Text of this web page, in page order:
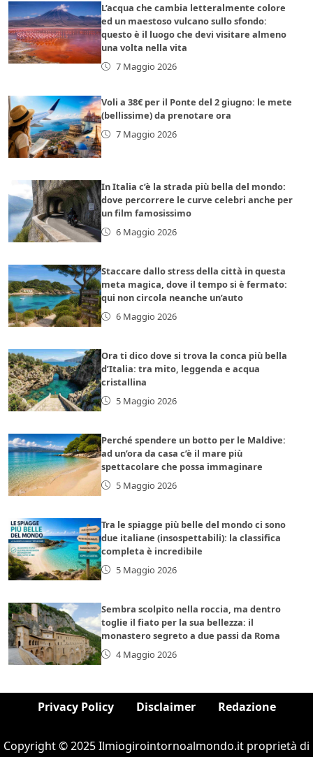
L’acqua che cambia letteralmente colore
ed un maestoso vulcano sullo sfondo:
questo è il luogo che devi visitare almeno
una volta nella vita
7 Maggio 2026
Voli a 38€ per il Ponte del 2 giugno: le mete
(bellissime) da prenotare ora
7 Maggio 2026
In Italia c’è la strada più bella del mondo:
dove percorrere le curve celebri anche per
un film famosissimo
6 Maggio 2026
Staccare dallo stress della città in questa
meta magica, dove il tempo si è fermato:
qui non circola neanche un’auto
6 Maggio 2026
Ora ti dico dove si trova la conca più bella
d’Italia: tra mito, leggenda e acqua
cristallina
5 Maggio 2026
Perché spendere un botto per le Maldive:
ad un’ora da casa c’è il mare più
spettacolare che possa immaginare
5 Maggio 2026
Tra le spiagge più belle del mondo ci sono
due italiane (insospettabili): la classifica
completa è incredibile
5 Maggio 2026
Sembra scolpito nella roccia, ma dentro
toglie il fiato per la sua bellezza: il
monastero segreto a due passi da Roma
4 Maggio 2026
Privacy Policy Disclaimer Redazione
Copyright © 2025 Ilmiogirointornoalmondo.it proprietà di